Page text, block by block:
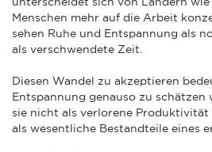
Menschen mehr auf die Arbeit
sehen Ruhe und Entspannung als
als verschwendete Zeit.
Diesen Wandel zu akzeptieren
Entspannung genauso zu schätzen
sie nicht als verlorene
als wesentliche Bestandteile eines